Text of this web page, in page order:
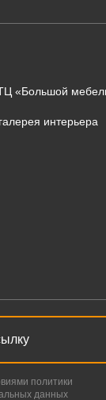
ТЦ «Большой
интерьера
политики
данных